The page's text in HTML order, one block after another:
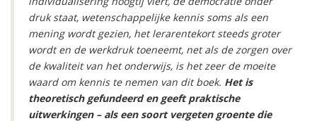
druk staat, wetenschappelijke kennis soms als een
mening wordt gezien, het lerarentekort steeds groter
wordt en de werkdruk toeneemt, net als de zorgen over
de kwaliteit van het onderwijs, is het zeer de moeite
waard om kennis te nemen van dit boek. Het is
theoretisch gefundeerd en geeft praktische
uitwerkingen – als een soort vergeten groente die